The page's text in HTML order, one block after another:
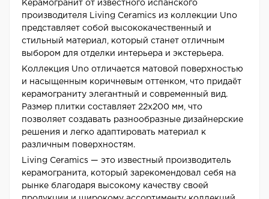
Керамогранит от известного испанского
производителя Living Ceramics из коллекции Uno
представляет собой высококачественный и
стильный материал, который станет отличным
выбором для отделки интерьера и экстерьера.
Коллекция Uno отличается матовой поверхностью
и насыщенным коричневым оттенком, что придаёт
керамограниту элегантный и современный вид.
Размер плитки составляет 22x200 мм, что
позволяет создавать разнообразные дизайнерские
решения и легко адаптировать материал к
различным поверхностям.
Living Ceramics — это известный производитель
керамогранита, который зарекомендовал себя на
рынке благодаря высокому качеству своей